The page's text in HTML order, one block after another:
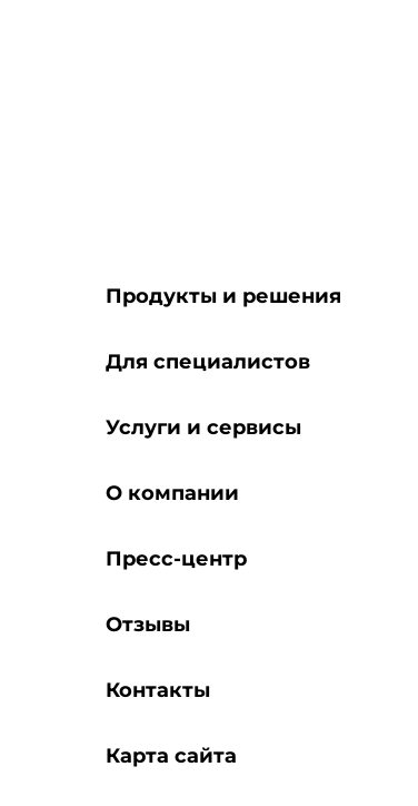
Продукты и решения
Для специалистов
Услуги и сервисы
О компании
Пресс-центр
Отзывы
Контакты
Карта сайта